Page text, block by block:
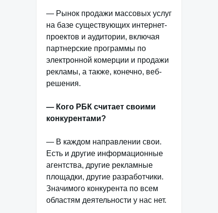
— Рынок продажи массовых услуг
на базе существующих интернет-
проектов и аудитории, включая
партнерские программы по
электронной комерции и продажи
рекламы, а также, конечно, веб-
решения.
— Кого РБК считает своими
конкурентами?
— В каждом направлении свои.
Есть и другие информационные
агентства, другие рекламные
площадки, другие разработчики.
Значимого конкурента по всем
областям деятельности у нас нет.